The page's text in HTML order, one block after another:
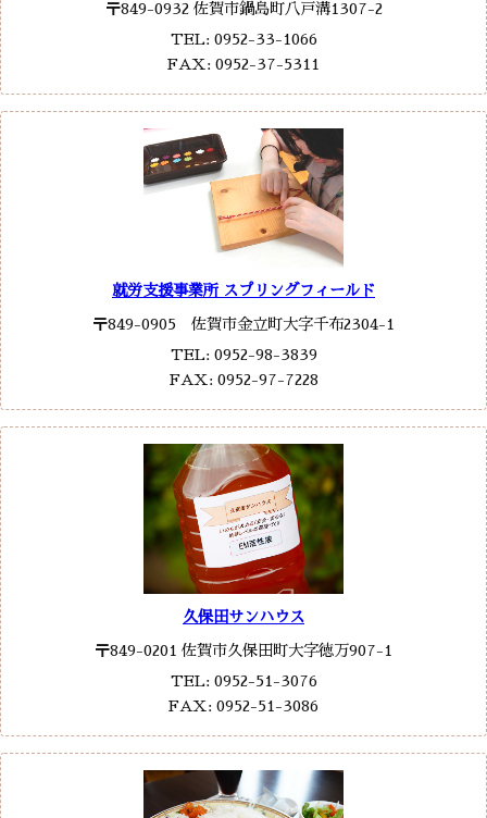
〒849-0932 佐賀市鍋島町八戸溝1307-2
TEL: 0952-33-1066
FAX: 0952-37-5311
就労支援事業所 スプリングフィールド
〒849-0905 佐賀市金立町大字千布2304-1
TEL: 0952-98-3839
FAX: 0952-97-7228
久保田サンハウス
〒849-0201 佐賀市久保田町大字徳万907-1
TEL: 0952-51-3076
FAX: 0952-51-3086